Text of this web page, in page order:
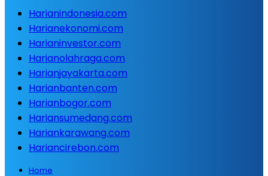
Harianindonesia.com
Harianekonomi.com
Harianinvestor.com
Harianolahraga.com
Harianjayakarta.com
Harianbanten.com
Harianbogor.com
Hariansumedang.com
Hariankarawang.com
Hariancirebon.com
Home